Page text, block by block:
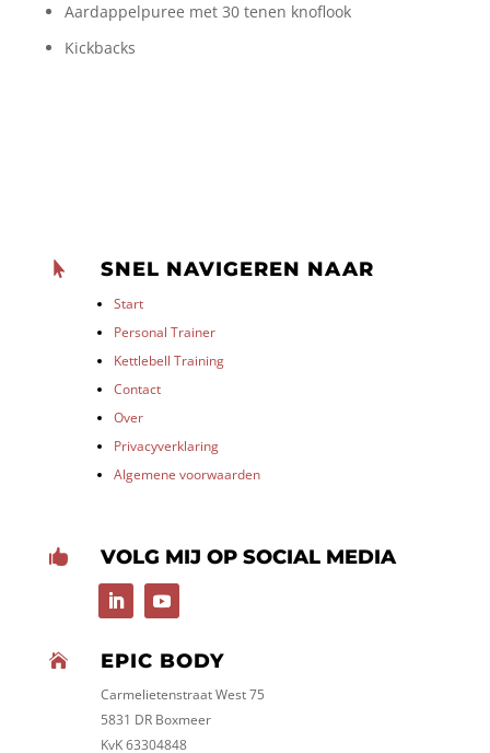
Aardappelpuree met 30 tenen knoflook
Kickbacks
 SNEL NAVIGEREN NAAR
Start
Personal Trainer
Kettlebell Training
Contact
Over
Privacyverklaring
Algemene voorwaarden
 VOLG MIJ OP SOCIAL MEDIA
 EPIC BODY
Carmelietenstraat West 75
5831 DR Boxmeer
KvK 63304848